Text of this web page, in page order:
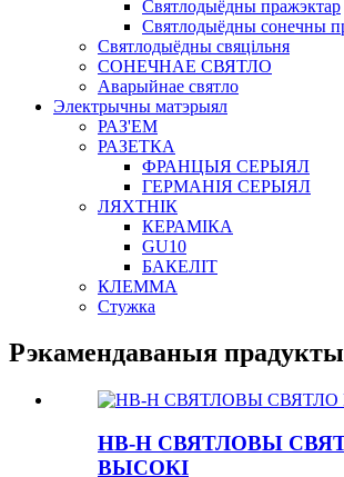
Святлодыёдны пражэктар
Святлодыёдны сонечны
Святлодыёдны свяцільня
СОНЕЧНАЕ СВЯТЛО
Аварыйнае святло
Электрычны матэрыял
РАЗ'ЕМ
РАЗЕТКА
ФРАНЦЫЯ СЕРЫЯЛ
ГЕРМАНІЯ СЕРЫЯЛ
ЛЯХТНІК
КЕРАМІКА
GU10
БАКЕЛІТ
КЛЕММА
Стужка
Рэкамендаваныя прадукты
HB-H СВЯТЛОВЫ
ВЫСОКІ